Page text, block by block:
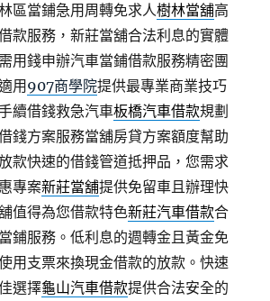
區當鋪急用周轉免求人樹林當舖高
款服務，新莊當舖合法利息的實體
需用錢申辦汽車當鋪借款服務精密團
用907商學院提供最專業商業技巧
續借錢救急汽車板橋汽車借款規劃
錢方案服務當舖房貸方案額度幫助
款快速的借錢管道抵押品，您需求
專案新莊當舖提供免留車且辦理快
值得為您借款特色新莊汽車借款合
鋪服務。低利息的週轉金且黃金免
用支票來換現金借款的放款。快速
選擇龜山汽車借款提供合法安全的